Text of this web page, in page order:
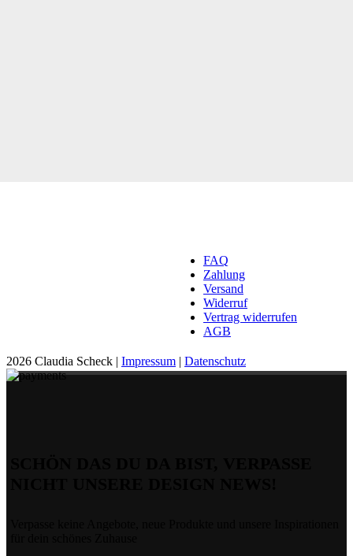
FAQ
Zahlung
Versand
Widerruf
Vertrag widerrufen
AGB
2026 Claudia Scheck | Impressum | Datenschutz